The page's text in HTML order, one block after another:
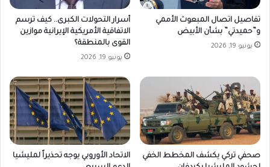
تفاصيل اتصال المبعوث الأممي
و”حميدتي” بشأن الأبيض
يونيو 19, 2026
أسرار التحولات الكبرى.. كيف ترسم
الاتفاقية الأمريكية الإيرانية موازين
القوى بالمنطقة؟
يونيو 19, 2026
صحفي تركي يكشف المخطط الخفي
الاتحاد الأوروبي يوجه تحذيراً لمليشيا